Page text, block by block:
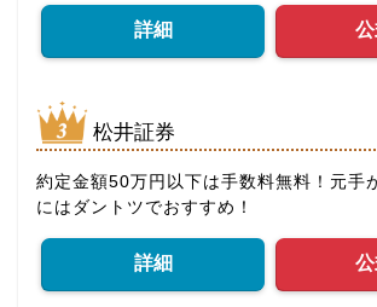
詳細
松井証券
約定金額50万円以下は手数料無料！元手
にはダントツでおすすめ！
詳細